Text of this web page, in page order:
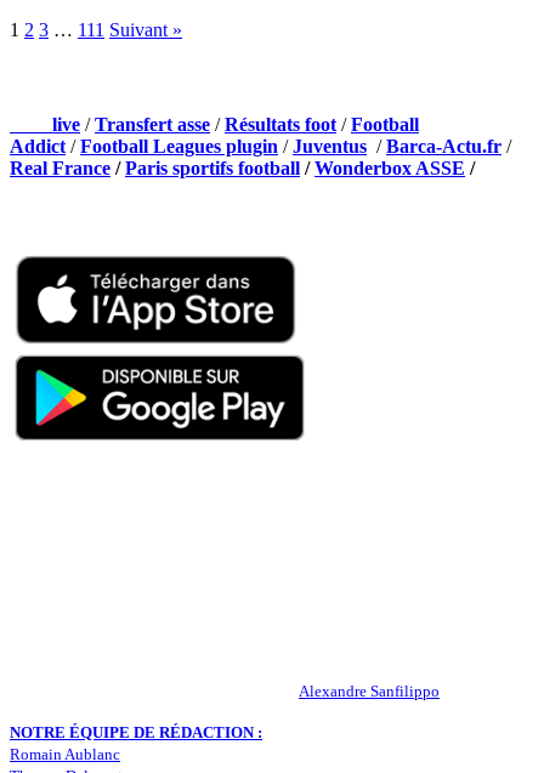
1 2 3 … 111 Suivant »
live /Transfert asse /Résultats foot /Football
Addict /Football Leagues plugin /Juventus /Barca-Actu.fr /
Real France /Paris sportifs football /Wonderbox ASSE /
Alexandre Sanfilippo
NOTRE ÉQUIPE DE RÉDACTION :
Romain Aublanc